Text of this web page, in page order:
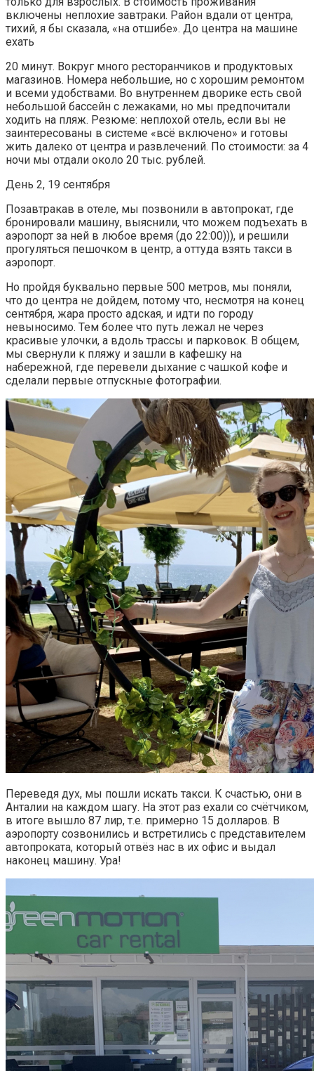
включены неплохие завтраки. Район вдали от центра,
тихий, я бы сказала, «на отшибе». До центра на машине
ехать
20 минут. Вокруг много ресторанчиков и продуктовых
магазинов. Номера небольшие, но с хорошим ремонтом
и всеми удобствами. Во внутреннем дворике есть свой
небольшой бассейн с лежаками, но мы предпочитали
ходить на пляж. Резюме: неплохой отель, если вы не
заинтересованы в системе «всё включено» и готовы
жить далеко от центра и развлечений. По стоимости: за 4
ночи мы отдали около 20 тыс. рублей.
День 2, 19 сентября
Позавтракав в отеле, мы позвонили в автопрокат, где
бронировали машину, выяснили, что можем подъехать в
аэропорт за ней в любое время (до 22:00))), и решили
прогуляться пешочком в центр, а оттуда взять такси в
аэропорт.
Но пройдя буквально первые 500 метров, мы поняли,
что до центра не дойдем, потому что, несмотря на конец
сентября, жара просто адская, и идти по городу
невыносимо. Тем более что путь лежал не через
красивые улочки, а вдоль трассы и парковок. В общем,
мы свернули к пляжу и зашли в кафешку на
набережной, где перевели дыхание с чашкой кофе и
сделали первые отпускные фотографии.
Переведя дух, мы пошли искать такси. К счастью, они в
Анталии на каждом шагу. На этот раз ехали со счётчиком,
в итоге вышло 87 лир, т.е. примерно 15 долларов. В
аэропорту созвонились и встретились с представителем
автопроката, который отвёз нас в их офис и выдал
наконец машину. Ура!